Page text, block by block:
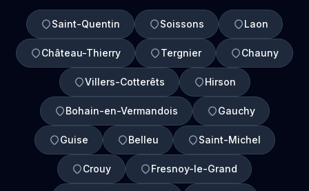
Saint-Quentin Soissons Laon
Château-Thierry Tergnier Chauny
Villers-Cotterêts Hirson
Bohain-en-Vermandois Gauchy
Guise Belleu Saint-Michel
Crouy Fresnoy-le-Grand